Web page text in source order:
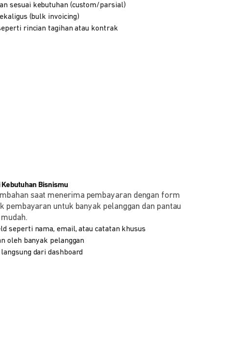
sesuai kebutuhan (custom/parsial)
(bulk invoicing)
rincian tagihan atau kontrak
Bisnismu
saat menerima pembayaran dengan form
pembayaran untuk banyak pelanggan dan pantau
seperti nama, email, atau catatan khusus
oleh banyak pelanggan
dari dashboard